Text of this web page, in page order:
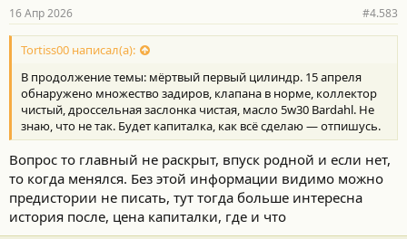
н
о
с
и
:
16 Апр 2026 #4.583
Tortiss00 написал(а):
В продолжение темы: мёртвый первый цилиндр. 15 апреля
обнаружено множество задиров, клапана в норме, коллектор
чистый, дроссельная заслонка чистая, масло 5w30 Bardahl. Не
знаю, что не так. Будет капиталка, как всё сделаю — отпишусь.
Вопрос то главный не раскрыт, впуск родной и если нет,
то когда менялся. Без этой информации видимо можно
предистории не писать, тут тогда больше интересна
история после, цена капиталки, где и что